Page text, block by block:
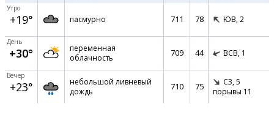
Утро
+19° пасмурно 711 78 ЮВ, 2
День
+30°
переменная
облачность
709 44 ВСВ, 1
Вечер
+23°
небольшой ливневый
дождь
710 75 СЗ, 5
порывы 11